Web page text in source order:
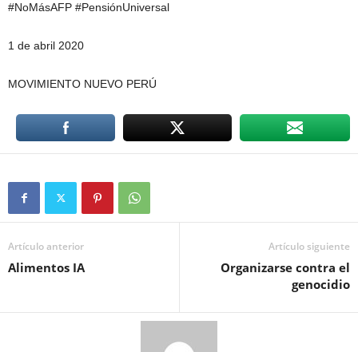
#NoMásAFP #PensiónUniversal
1 de abril 2020
MOVIMIENTO NUEVO PERÚ
Artículo anterior
Alimentos IA
Artículo siguiente
Organizarse contra el
genocidio